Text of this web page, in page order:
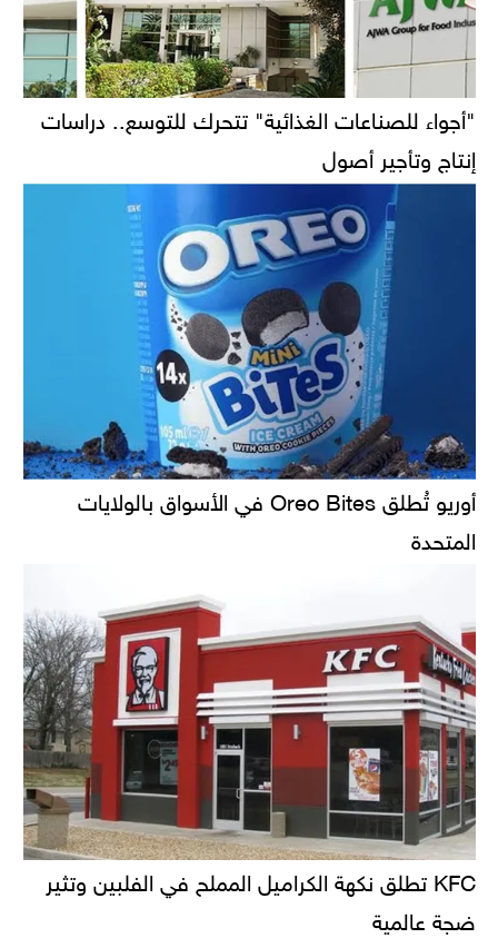
"أجواء للصناعات الغذائية" تتحرك للتوسع.. دراسات
إنتاج وتأجير أصول
أوريو تُطلق Oreo Bites في الأسواق بالولايات
المتحدة
KFC تطلق نكهة الكراميل المملح في الفلبين وتثير
ضجة عالمية